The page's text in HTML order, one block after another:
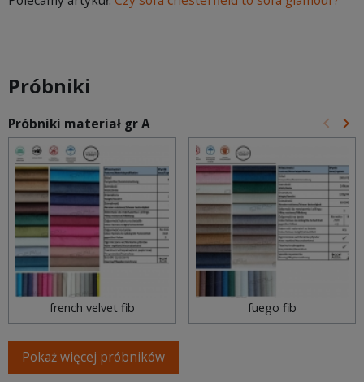
Próbniki
Próbniki materiał gr A keyboard_arrow_left keyboard_arrow_right
french velvet fib fuego fib
Pokaż więcej próbników